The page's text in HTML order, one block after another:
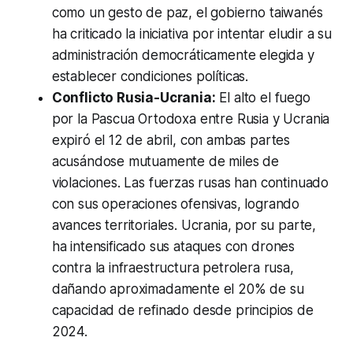
como un gesto de paz, el gobierno taiwanés
ha criticado la iniciativa por intentar eludir a su
administración democráticamente elegida y
establecer condiciones políticas.
Conflicto Rusia-Ucrania: El alto el fuego
por la Pascua Ortodoxa entre Rusia y Ucrania
expiró el 12 de abril, con ambas partes
acusándose mutuamente de miles de
violaciones. Las fuerzas rusas han continuado
con sus operaciones ofensivas, logrando
avances territoriales. Ucrania, por su parte,
ha intensificado sus ataques con drones
contra la infraestructura petrolera rusa,
dañando aproximadamente el 20% de su
capacidad de refinado desde principios de
2024.